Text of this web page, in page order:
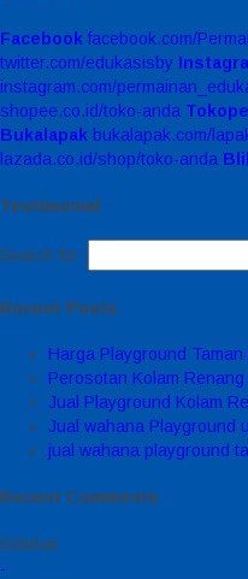
Facebook facebook.com/
twitter.com/edukasisby
instagram.com/
shopee.co.id/toko-anda
Bukalapak bukalapak.com/
lazada.co.id/shop/toko-anda
Testimonial
Search for:
Recent Posts
Harga Playground
Perosotan Kolam
Jual Playground Kolam
Jual wahana Playground
jual wahana playground
Recent Comments
Sidebar
-